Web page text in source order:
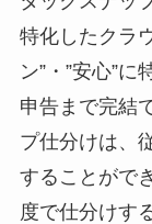
特化したクラ
ン”・”安心”
申告まで完結
プ仕分けは、
することがで
度で仕分けす